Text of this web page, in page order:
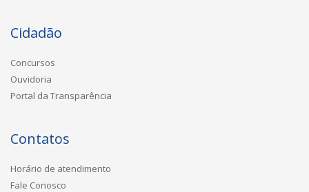
Cidadão
Concursos
Ouvidoria
Portal da Transparência
Contatos
Horário de atendimento
Fale Conosco